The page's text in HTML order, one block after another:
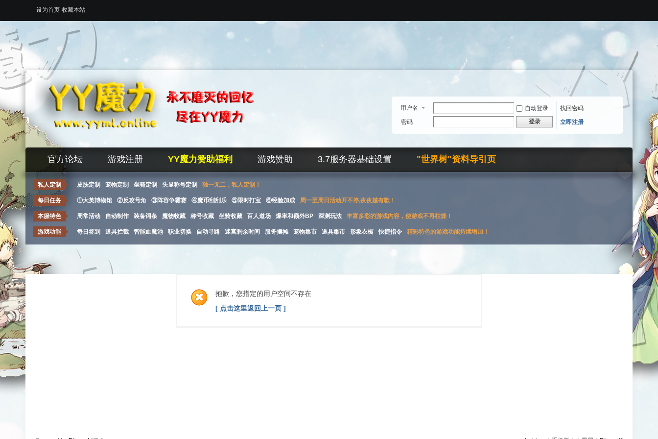
设为首页 收藏本站
用户名 自动登录
找回密码
密码
登录 立即注册
官方论坛 游戏注册 YY魔力赞助福利 游戏赞助 3.7服务器基础设置 "世界树"资料导引页
私人定制 皮肤定制 宠物定制 坐骑定制 头显称号定制 独一无二，私人定制！
每日任务 ①大英博物馆 ②反攻号角 ③阵容争霸赛 ④魔币刮刮乐 ⑤限时打宝 ⑥经验加成 周一至周日活动开不停,夜夜越有歌！
本服特色 周常活动 自动制作 装备词条 魔物收藏 称号收藏 坐骑收藏 百人道场 爆率和额外BP 深渊玩法 丰富多彩的游戏内容，使游戏不再枯燥！
游戏功能 每日签到 道具拦截 智能血魔池 职业切换 自动寻路 迷宫剩余时间 服务摆摊 宠物集市 道具集市 形象衣橱 快捷指令 精彩特色的游戏功能持续增加！
抱歉，您指定的用户空间不存在
[ 点击这里返回上一页 ]